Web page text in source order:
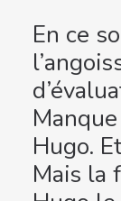
En ce
Hugo.
Mais la